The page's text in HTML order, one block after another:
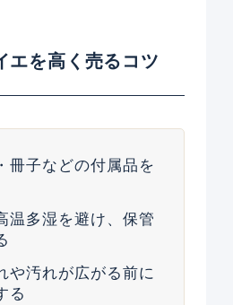
エを高く売るコツ
冊子などの付属品を
温多湿を避け、保管
や汚れが広がる前に
る